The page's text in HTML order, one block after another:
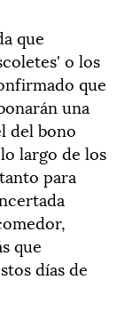
que
o los
que
una
del bono
largo de los
para
que
días de